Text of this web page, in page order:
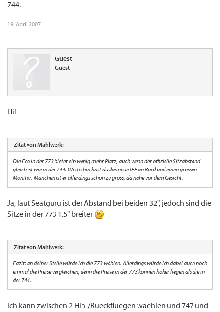
744.
19. April 2007
Guest
Guest
Hi!
Zitat von Mahlwerk:
Die Eco in der 773 bietet ein wenig mehr Platz, auch wenn der offizielle Sitzabstand
gleich ist wie in der 744. Weiterhin hast du das neue IFE an Bord und einen grossen
Monitor. Manchen ist er allerdings schon zu gross, da nahe vor dem Gesicht.
Ja, laut Seatguru ist der Abstand bei beiden 32", jedoch sind die
Sitze in der 773 1.5" breiter
Zitat von Mahlwerk:
Fazit: an deiner Stelle würde ich die 773 wählen. Allerdings würde ich dabei auch noch
einmal die Preise vergleichen, denn die Preise in der 773 können höher liegen als die in
der 744.
Ich kann zwischen 2 Hin-/Rueckfluegen waehlen und 747 und